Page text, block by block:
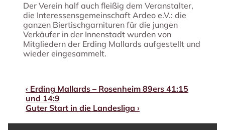
Der Verein half auch fleißig dem Veranstalter,
die Interessensgemeinschaft Ardeo e.V.: die
ganzen Biertischgarnituren für die jungen
Verkäufer in der Innenstadt wurden von
Mitgliedern der Erding Mallards aufgestellt und
wieder eingesammelt.
Beitragsnavigation
Vorheriger
Beitrag
ist
‹ Erding Mallards – Rosenheim 89ers 41:15
und 14:9
Nächster
ist
Guter Start in die Landesliga ›